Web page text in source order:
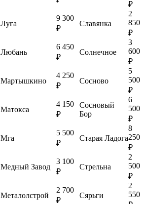
₽
Луга
9 300
₽
Славянка
2
850
₽
Любань
6 450
₽
Солнечное
3
600
₽
Мартышкино
4 250
₽
Сосново
5
500
₽
Матокса
4 150
₽
Сосновый
Бор
6
500
₽
Мга
5 500
₽
Старая Ладога
8
250
₽
Медный Завод
3 100
₽
Стрельна
2
500
₽
Металолстрой
2 700
₽
Сярьги
2
550